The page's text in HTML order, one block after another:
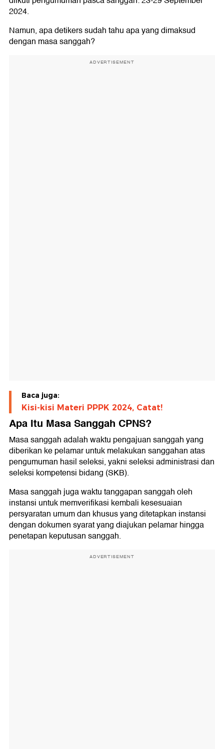
2024.
Namun, apa detikers sudah tahu apa yang dimaksud
dengan masa sanggah?
ADVERTISEMENT
Baca juga:
Kisi-kisi Materi PPPK 2024, Catat!
Apa Itu Masa Sanggah CPNS?
Masa sanggah adalah waktu pengajuan sanggah yang
diberikan ke pelamar untuk melakukan sanggahan atas
pengumuman hasil seleksi, yakni seleksi administrasi dan
seleksi kompetensi bidang (SKB).
Masa sanggah juga waktu tanggapan sanggah oleh
instansi untuk memverifikasi kembali kesesuaian
persyaratan umum dan khusus yang ditetapkan instansi
dengan dokumen syarat yang diajukan pelamar hingga
penetapan keputusan sanggah.
ADVERTISEMENT